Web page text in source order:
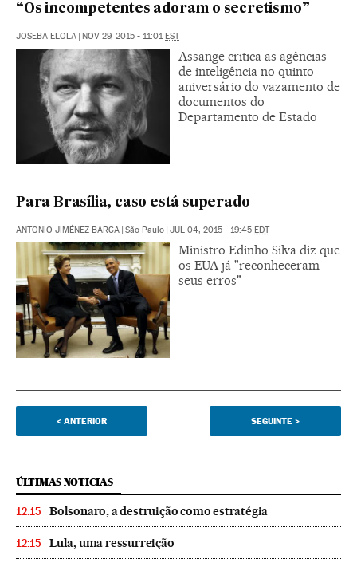
“Os incompetentes adoram o secretismo”
JOSEBA ELOLA NOV 29, 2015 - 11:01 EST
Assange critica as agências
de inteligência no quinto
aniversário do vazamento de
documentos do
Departamento de Estado
Para Brasília, caso está superado
ANTONIO JIMÉNEZ BARCA São Paulo JUL 04, 2015 - 19:45 EDT
Ministro Edinho Silva diz que
os EUA já "reconheceram
seus erros"
< ANTERIOR SEGUINTE >
ÚLTIMAS NOTICIAS
12:15 Bolsonaro, a destruição como estratégia
12:15 Lula, uma ressurreição